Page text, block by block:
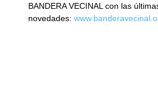
BANDERA VECINAL con las
novedades: